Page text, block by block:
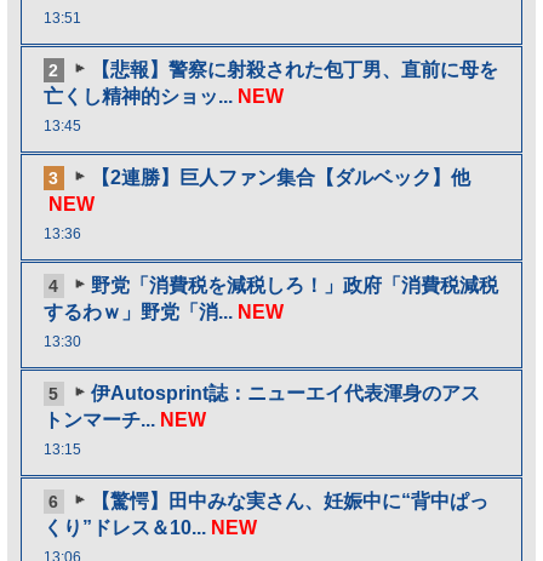
13:51
2
【悲報】警察に射殺された包丁男、直前に母を
亡くし精神的ショッ... NEW
13:45
3
【2連勝】巨人ファン集合【ダルベック】他
NEW
13:36
4
野党「消費税を減税しろ！」政府「消費税減税
するわｗ」野党「消... NEW
13:30
5
伊Autosprint誌：ニューエイ代表渾身のアス
トンマーチ... NEW
13:15
6
【驚愕】田中みな実さん、妊娠中に“背中ぱっ
くり”ドレス＆10... NEW
13:06